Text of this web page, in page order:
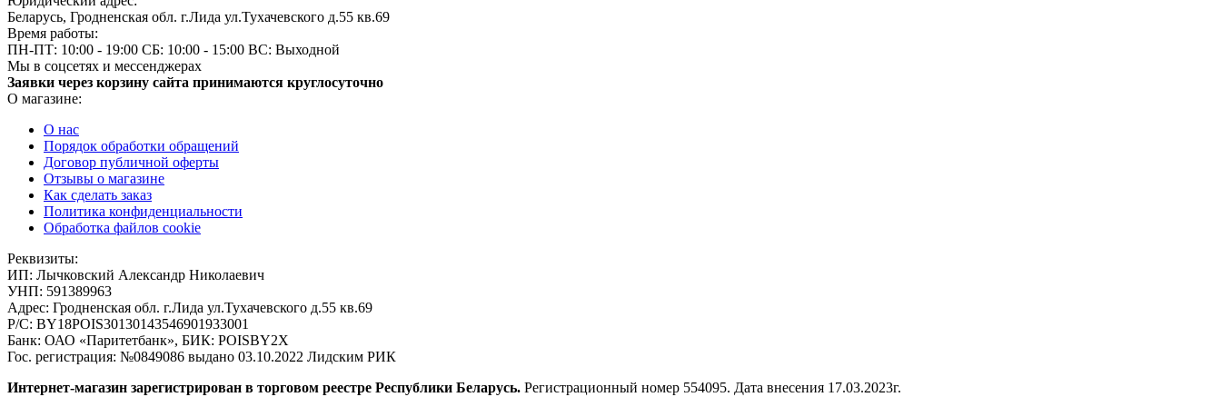
Беларусь, Гродненская обл. г.Лида ул.Тухачевского д.55 кв.69
Время работы:
ПН-ПТ: 10:00 - 19:00 СБ: 10:00 - 15:00 ВС: Выходной
Мы в соцсетях и мессенджерах
Заявки через корзину сайта принимаются круглосуточно
О магазине:
О нас
Порядок обработки обращений
Договор публичной оферты
Отзывы о магазине
Как сделать заказ
Политика конфиденциальности
Обработка файлов cookie
Реквизиты:
ИП: Лычковский Александр Николаевич
УНП: 591389963
Адрес: Гродненская обл. г.Лида ул.Тухачевского д.55 кв.69
Р/С: BY18POIS30130143546901933001
Банк: ОАО «Паритетбанк», БИК: POISBY2X
Гос. регистрация: №0849086 выдано 03.10.2022 Лидским РИК
Интернет-магазин зарегистрирован в торговом реестре Республики Беларусь. Регистрационный номер 554095. Дата внесения 17.03.2023г.